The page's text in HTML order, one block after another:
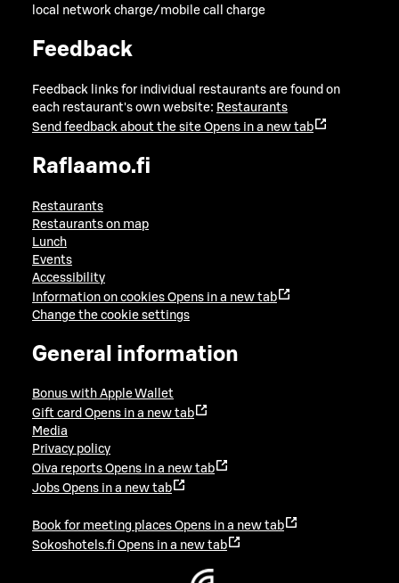
local network charge/mobile call charge
Feedback
Feedback links for individual restaurants are found on
each restaurant's own website: Restaurants
Send feedback about the site Opens in a new tab
Raflaamo.fi
Restaurants
Restaurants on map
Lunch
Events
Accessibility
Information on cookies Opens in a new tab
Change the cookie settings
General information
Bonus with Apple Wallet
Gift card Opens in a new tab
Media
Privacy policy
Oiva reports Opens in a new tab
Jobs Opens in a new tab
Book for meeting places Opens in a new tab
Sokoshotels.fi Opens in a new tab